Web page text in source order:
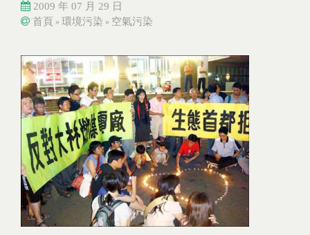
2009 年 07 月 29 日
首頁 » 環境污染 » 空氣污染